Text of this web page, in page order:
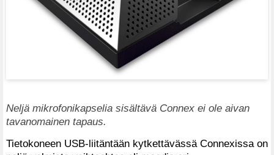
Neljä mikrofonikapselia sisältävä Connex ei ole aivan
tavanomainen tapaus.
Tietokoneen USB-liitäntään kytkettävässä Connexissa on